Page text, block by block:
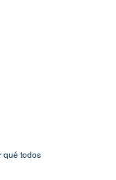
qué todos